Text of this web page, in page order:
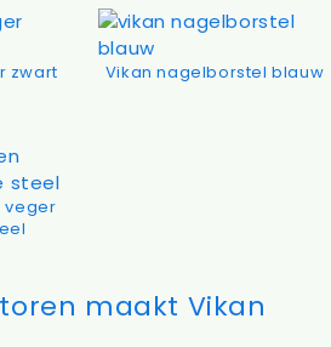
zwart
Vikan nagelborstel blauw
veger
maakt Vikan